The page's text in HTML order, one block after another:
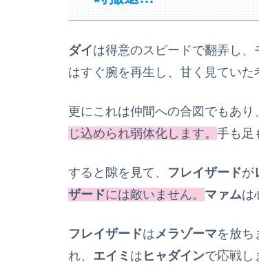
ダイは得意のスピードで翻弄し
はすぐ腕を再生し、甘く見ていた
更にこれは仲間への合図でもあり
じ込められ弱体化します。 手も足
すると隙を見て、 フレイザードが
ザードには敵いません。 マァムは
フレイザードはメラゾーマを放ち
れ、 エイミ は ヒャダインで応戦し